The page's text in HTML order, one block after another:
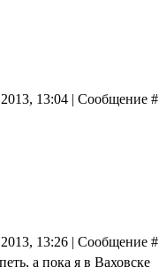
13:04 | Сообщение #
13:26 | Сообщение #
а пока я в Ваховске